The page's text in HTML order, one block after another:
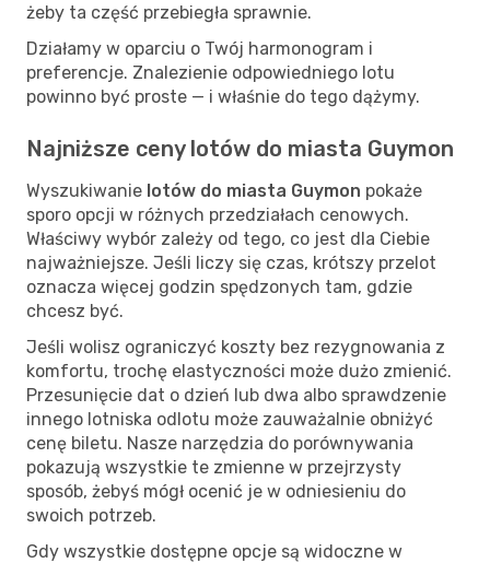
żeby ta część przebiegła sprawnie.
Działamy w oparciu o Twój harmonogram i
preferencje. Znalezienie odpowiedniego lotu
powinno być proste — i właśnie do tego dążymy.
Najniższe ceny lotów do miasta Guymon
Wyszukiwanie lotów do miasta Guymon pokaże
sporo opcji w różnych przedziałach cenowych.
Właściwy wybór zależy od tego, co jest dla Ciebie
najważniejsze. Jeśli liczy się czas, krótszy przelot
oznacza więcej godzin spędzonych tam, gdzie
chcesz być.
Jeśli wolisz ograniczyć koszty bez rezygnowania z
komfortu, trochę elastyczności może dużo zmienić.
Przesunięcie dat o dzień lub dwa albo sprawdzenie
innego lotniska odlotu może zauważalnie obniżyć
cenę biletu. Nasze narzędzia do porównywania
pokazują wszystkie te zmienne w przejrzysty
sposób, żebyś mógł ocenić je w odniesieniu do
swoich potrzeb.
Gdy wszystkie dostępne opcje są widoczne w